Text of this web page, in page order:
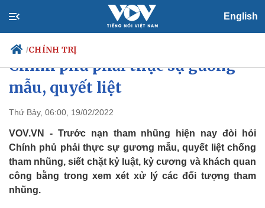
English
/CHÍNH TRỊ
Chính trị
Tổ chức nhân sự
Quốc hội
Nhận diện sự thật
Tin 24h
Dự báo thời tiết
Giáo dục
Dấu ấn VOV
Việc làm
Giải quyết nạn tham nhũng:
Chính phủ phải thực sự gương
mẫu, quyết liệt
Thứ Bảy, 06:00, 19/02/2022
VOV.VN - Trước nạn tham nhũng hiện nay đòi hỏi
Chính phủ phải thực sự gương mẫu, quyết liệt chống
tham nhũng, siết chặt kỷ luật, kỷ cương và khách quan
công bằng trong xem xét xử lý các đối tượng tham
nhũng.